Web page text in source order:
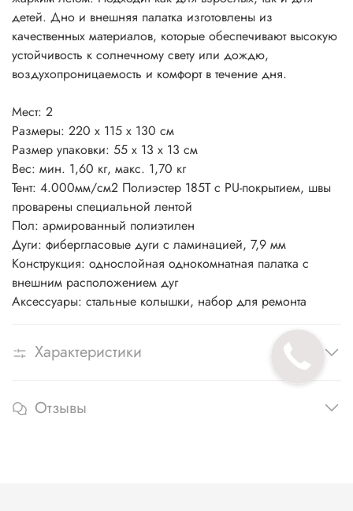
детей. Дно и внешняя палатка изготовлены из
качественных материалов, которые обеспечивают высокую
устойчивость к солнечному свету или дождю,
воздухопроницаемость и комфорт в течение дня.
Мест: 2
Размеры: 220 x 115 x 130 см
Размер упаковки: 55 x 13 х 13 см
Вес: мин. 1,60 кг, макс. 1,70 кг
Тент: 4.000мм/cм2 Полиэстер 185Т с PU-покрытием, швы
проварены специальной лентой
Пол: армированный полиэтилен
Дуги: фибергласовые дуги с ламинацией, 7,9 мм
Конструкция: однослойная однокомнатная палатка c
внешним расположением дуг
Аксессуары: стальные колышки, набор для ремонта
Характеристики
Отзывы